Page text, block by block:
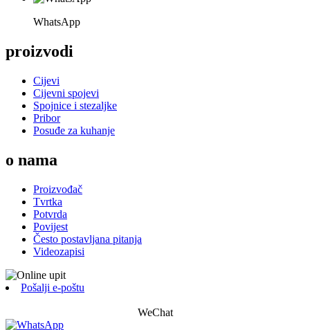
WhatsApp
proizvodi
Cijevi
Cijevni spojevi
Spojnice i stezaljke
Pribor
Posuđe za kuhanje
o nama
Proizvođač
Tvrtka
Potvrda
Povijest
Često postavljana pitanja
Videozapisi
Pošalji e-poštu
WeChat